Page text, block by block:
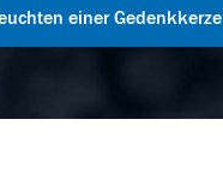
einer Gedenkkerze